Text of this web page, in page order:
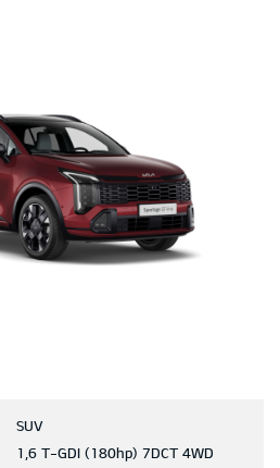
SUV
1,6 T-GDI (180hp) 7DCT 4WD